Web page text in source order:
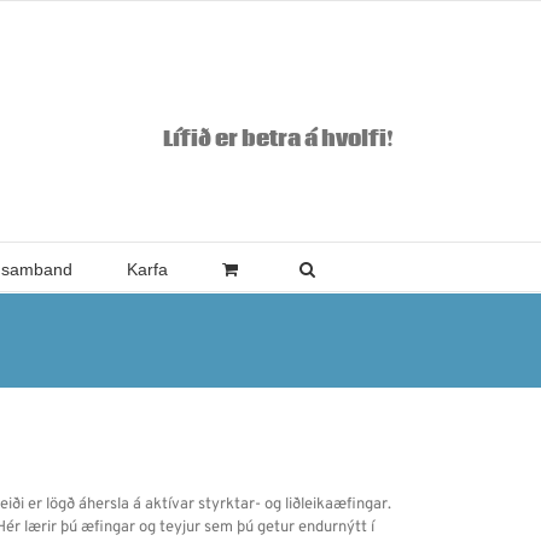
Lífið er betra á hvolfi!
Karfa
er lögð áhersla á aktívar styrktar- og liðleikaæfingar.
lærir þú æfingar og teyjur sem þú getur endurnýtt í